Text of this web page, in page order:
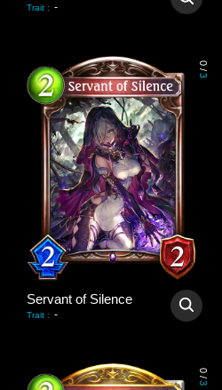
Trait : -
0
/
3
Servant of Silence
Trait : -
0
/
3